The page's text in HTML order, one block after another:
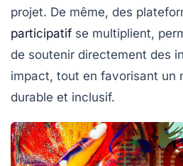
projet. De même, des
participatif se multiplient,
de soutenir directement des
impact, tout en favorisant un
durable et inclusif.